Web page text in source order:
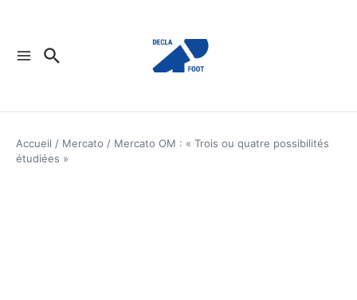
Accueil / Mercato / Mercato OM : « Trois ou quatre possibilités
étudiées »